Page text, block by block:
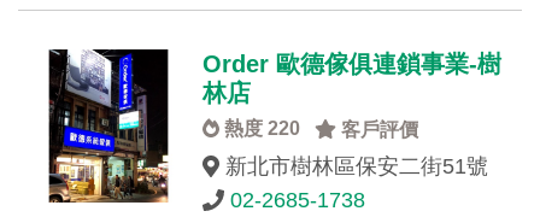
Order 歐德傢俱連鎖事業-樹
林店
熱度 220 客戶評價
新北市樹林區保安二街51號
02-2685-1738